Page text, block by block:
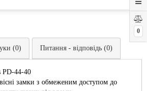
0
(0) Питання - відповідь (0)
PD-44-40
замки з обмеженим доступом до